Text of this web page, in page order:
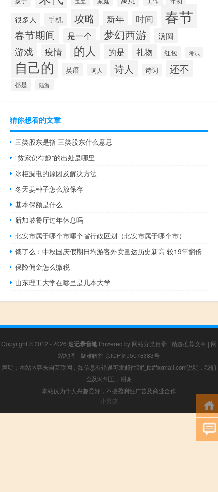
很多人 手机 攻略 新年 时间 春节
春节期间 是一个 梦幻西游 汤圆
游戏 疫情 的人 的是 礼物 红包 考试
自己的 英语 词人 诗人 诗词 还不
都是 陆游
猜你想看的文章
三类股东是指 三类股东什么意思
“贫家仍有趣”的出处是哪里
冰柜漏电的原因及解决方法
冬天姜种子怎么放保存
基本保额是什么
新加坡餐厅过年休息吗
北安市属于哪个市哪个省行政区划（北安市属于哪个市）
饿了么：中秋国庆假期日均游客外卖量达历史新高 较19年翻倍
保险佣金怎么缴税
山东理工大学在哪里是几本大学
Copyright © 2012 - 2026 速记录音笔 Powered by 网站分类目录 | 精选推荐文章 | 网
站地图 | 疑难解答 京ICP备05078383号
声明：本站内容来自互联网，如信息有错误可发邮件到f_fb#foxmail.com说明，我们
会及时纠正，谢谢
本站仅为个人兴趣爱好，不接盈利性广告及商业合作
小男孩